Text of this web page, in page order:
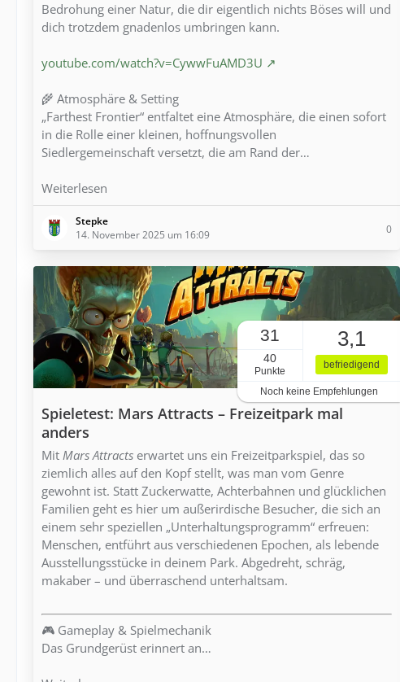
Bedrohung einer Natur, die dir eigentlich nichts Böses will und
dich trotzdem gnadenlos umbringen kann.
youtube.com/watch?v=CywwFuAMD3U
🌾 Atmosphäre & Setting
„Farthest Frontier“ entfaltet eine Atmosphäre, die einen sofort
in die Rolle einer kleinen, hoffnungsvollen
Siedlergemeinschaft versetzt, die am Rand der…
Weiterlesen
Stepke
14. November 2025 um 16:09
0
31
40
Punkte
3,1
befriedigend
Noch keine Empfehlungen
Spieletest: Mars Attracts – Freizeitpark mal
anders
Mit Mars Attracts erwartet uns ein Freizeitparkspiel, das so
ziemlich alles auf den Kopf stellt, was man vom Genre
gewohnt ist. Statt Zuckerwatte, Achterbahnen und glücklichen
Familien geht es hier um außerirdische Besucher, die sich an
einem sehr speziellen „Unterhaltungsprogramm“ erfreuen:
Menschen, entführt aus verschiedenen Epochen, als lebende
Ausstellungsstücke in deinem Park. Abgedreht, schräg,
makaber – und überraschend unterhaltsam.
🎮 Gameplay & Spielmechanik
Das Grundgerüst erinnert an…